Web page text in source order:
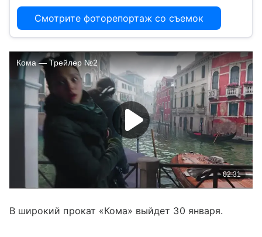
Смотрите фоторепортаж со съемок
В широкий прокат «Кома» выйдет 30 января.